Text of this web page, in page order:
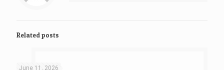
Related posts
June 11, 2026